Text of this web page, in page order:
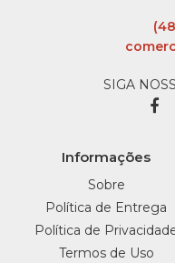
SIGA
Informações
Sobre
Política de Entrega
Política de
Termos de Uso